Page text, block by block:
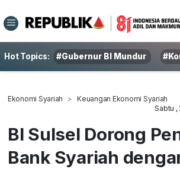
Hot Topics: #Gubernur BI Mundur
Ekonomi Syariah
Keuangan Ekonomi Syariah
Sabtu ,
BI Sulsel Dorong
Bank Syariah